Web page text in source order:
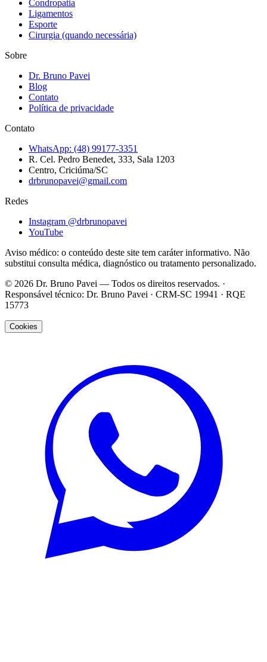
Condropatia
Ligamentos
Esporte
Cirurgia (quando necessária)
Sobre
Dr. Bruno Pavei
Blog
Contato
Política de privacidade
Contato
WhatsApp: (48) 99177-3351
R. Cel. Pedro Benedet, 333, Sala 1203
Centro, Criciúma/SC
drbrunopavei@gmail.com
Redes
Instagram @drbrunopavei
YouTube
Aviso médico: o conteúdo deste site tem caráter informativo. Não
substitui consulta médica, diagnóstico ou tratamento personalizado.
© 2026 Dr. Bruno Pavei — Todos os direitos reservados. ·
Responsável técnico: Dr. Bruno Pavei · CRM-SC 19941 · RQE
15773
Cookies